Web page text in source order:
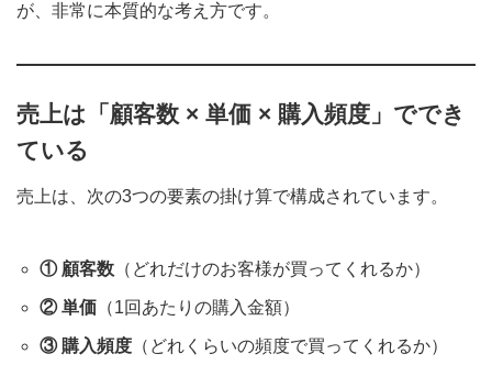
が、非常に本質的な考え方です。
売上は「顧客数 × 単価 × 購入頻度」ででき
ている
売上は、次の3つの要素の掛け算で構成されています。
① 顧客数（どれだけのお客様が買ってくれるか）
② 単価（1回あたりの購入金額）
③ 購入頻度（どれくらいの頻度で買ってくれるか）